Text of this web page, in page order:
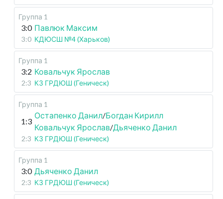
Группа 1
3:0 Павлюк Максим
3:0 КДЮСШ №4 (Харьков)
Группа 1
3:2 Ковальчук Ярослав
2:3 КЗ ГРДЮШ (Геническ)
Группа 1
1:3
Остапенко Данил/Богдан Кирилл
Ковальчук Ярослав/Дьяченко Данил
2:3 КЗ ГРДЮШ (Геническ)
Группа 1
3:0 Дьяченко Данил
2:3 КЗ ГРДЮШ (Геническ)